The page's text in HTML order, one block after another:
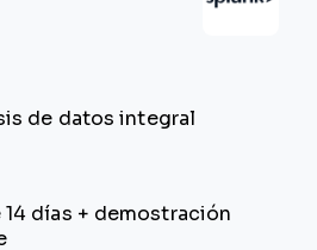
de datos integral
14 días + demostración